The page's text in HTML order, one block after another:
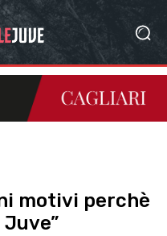
motivi perchè